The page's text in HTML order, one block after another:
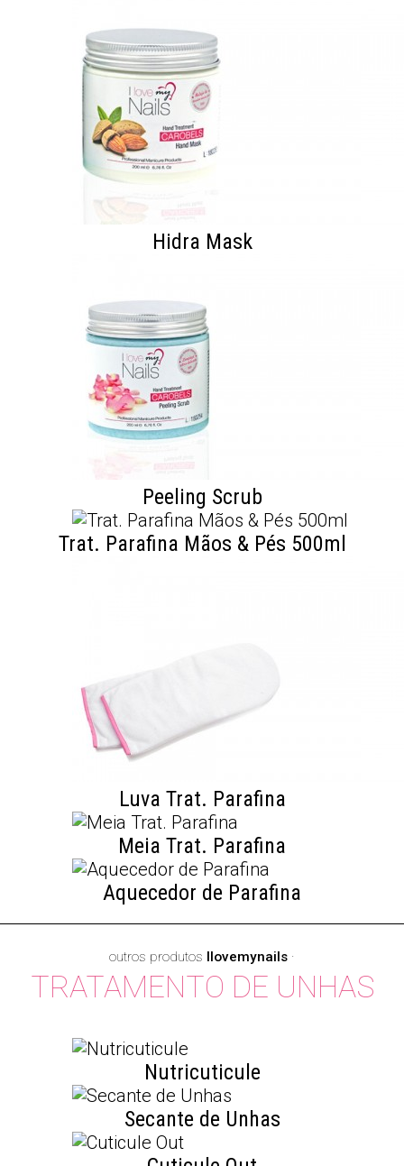
Hidra Mask
Peeling Scrub
Trat. Parafina Mãos & Pés 500ml
Luva Trat. Parafina
Meia Trat. Parafina
Aquecedor de Parafina
outros produtos Ilovemynails ·
TRATAMENTO DE UNHAS
Nutricuticule
Secante de Unhas